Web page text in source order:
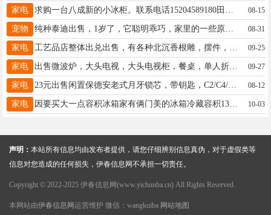
家电 08-15
宠物 08-31
家电 09-25
家电 出售微波炉，大头电视，大头电视柜，餐桌，单人折叠铁床，木制单人床等闲置物品，低价处理。陈先生13846628918 09-27
家电 23元出售闲置保德安老式月牙锁芯，带钥匙，C2/C4/C15/C32升级C级叶片。锁芯80长，大于55mm，B级锁芯。功能完好。适合老式盼盼防盗门、春天门、美心门。闲置物品，一经售出概不退换！仅限伊美区自提。分类：锁具配件有兴趣的朋友可以联系我，非诚勿扰哦～先生13045259667 08-12
家电 因要买大一点容积冰箱家有俩门美的冰箱冷藏容积137冷冻容积70现正在使用中低价出卖300元程先生15245865991 10-03
声明： 本站所有信息均由发布者提供，请您仔细辨别信息真伪，对于虚假类等
信息对您造成的任何损失，伊春信息网不承担一切责任。
Copyright © 2022-2025 伊春信息网(www.yichunba.cn) All Rights Reserved.
本网站由伊春信息网 运营维护 微信：wangkuiba 网站地图